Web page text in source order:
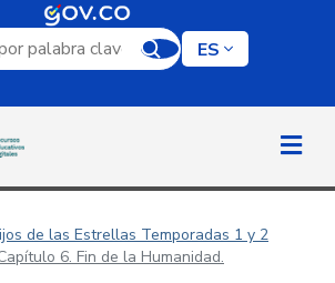
búsqueda por palabra clave
ES
de las Estrellas Temporadas 1 y 2
6. Fin de la Humanidad.